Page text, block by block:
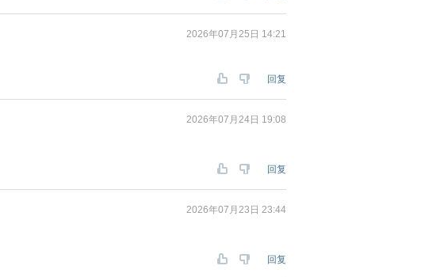
2026年07月25日 14:21
回复
2026年07月24日 19:08
回复
2026年07月23日 23:44
回复